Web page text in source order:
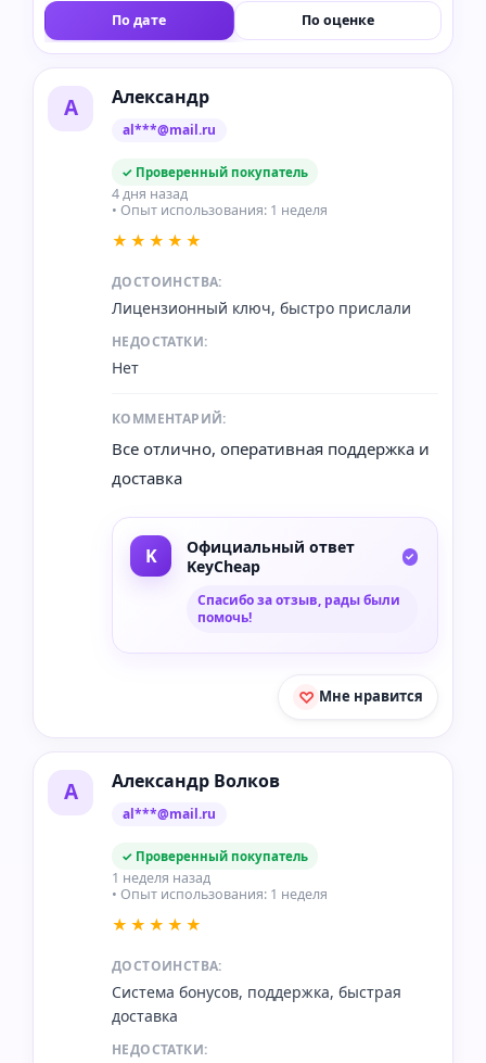
По дате По оценке
А Александр
al***@mail.ru
✓ Проверенный покупатель
4 дня назад
• Опыт использования: 1 неделя
★★★★★
ДОСТОИНСТВА:
Лицензионный ключ, быстро прислали
НЕДОСТАТКИ:
Нет
КОММЕНТАРИЙ:
Все отлично, оперативная поддержка и
доставка
Официальный ответ
KeyCheap
Спасибо за отзыв, рады были
помочь!
Мне нравится
А Александр Волков
al***@mail.ru
✓ Проверенный покупатель
1 неделя назад
• Опыт использования: 1 неделя
★★★★★
ДОСТОИНСТВА:
Система бонусов, поддержка, быстрая
доставка
НЕДОСТАТКИ: